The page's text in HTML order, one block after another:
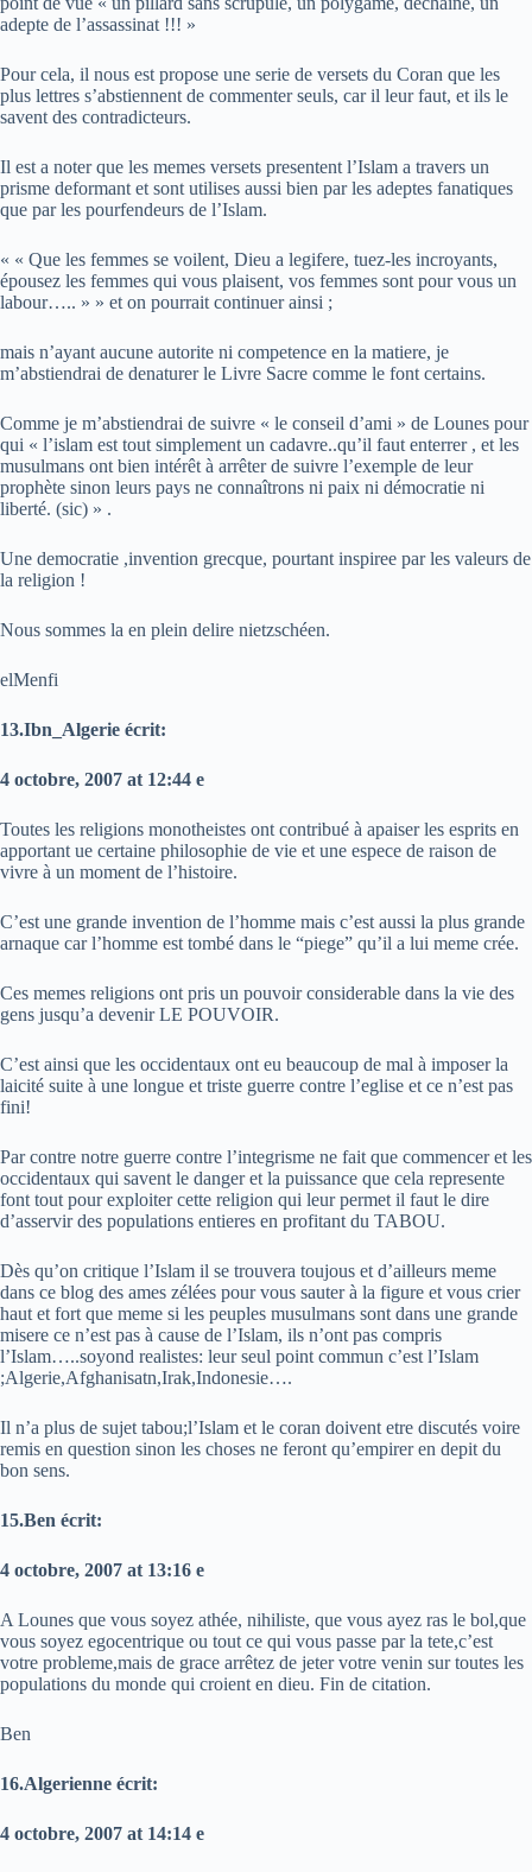
adepte de l’assassinat !!! »
Pour cela, il nous est propose une serie de versets du Coran que les
plus lettres s’abstiennent de commenter seuls, car il leur faut, et ils le
savent des contradicteurs.
Il est a noter que les memes versets presentent l’Islam a travers un
prisme deformant et sont utilises aussi bien par les adeptes fanatiques
que par les pourfendeurs de l’Islam.
« « Que les femmes se voilent, Dieu a legifere, tuez-les incroyants,
épousez les femmes qui vous plaisent, vos femmes sont pour vous un
labour….. » » et on pourrait continuer ainsi ;
mais n’ayant aucune autorite ni competence en la matiere, je
m’abstiendrai de denaturer le Livre Sacre comme le font certains.
Comme je m’abstiendrai de suivre « le conseil d’ami » de Lounes pour
qui « l’islam est tout simplement un cadavre..qu’il faut enterrer , et les
musulmans ont bien intérêt à arrêter de suivre l’exemple de leur
prophète sinon leurs pays ne connaîtrons ni paix ni démocratie ni
liberté. (sic) » .
Une democratie ,invention grecque, pourtant inspiree par les valeurs de
la religion !
Nous sommes la en plein delire nietzschéen.
elMenfi
13.Ibn_Algerie écrit:
4 octobre, 2007 at 12:44 e
Toutes les religions monotheistes ont contribué à apaiser les esprits en
apportant ue certaine philosophie de vie et une espece de raison de
vivre à un moment de l’histoire.
C’est une grande invention de l’homme mais c’est aussi la plus grande
arnaque car l’homme est tombé dans le “piege” qu’il a lui meme crée.
Ces memes religions ont pris un pouvoir considerable dans la vie des
gens jusqu’a devenir LE POUVOIR.
C’est ainsi que les occidentaux ont eu beaucoup de mal à imposer la
laicité suite à une longue et triste guerre contre l’eglise et ce n’est pas
fini!
Par contre notre guerre contre l’integrisme ne fait que commencer et les
occidentaux qui savent le danger et la puissance que cela represente
font tout pour exploiter cette religion qui leur permet il faut le dire
d’asservir des populations entieres en profitant du TABOU.
Dès qu’on critique l’Islam il se trouvera toujous et d’ailleurs meme
dans ce blog des ames zélées pour vous sauter à la figure et vous crier
haut et fort que meme si les peuples musulmans sont dans une grande
misere ce n’est pas à cause de l’Islam, ils n’ont pas compris
l’Islam…..soyond realistes: leur seul point commun c’est l’Islam
;Algerie,Afghanisatn,Irak,Indonesie….
Il n’a plus de sujet tabou;l’Islam et le coran doivent etre discutés voire
remis en question sinon les choses ne feront qu’empirer en depit du
bon sens.
15.Ben écrit:
4 octobre, 2007 at 13:16 e
A Lounes que vous soyez athée, nihiliste, que vous ayez ras le bol,que
vous soyez egocentrique ou tout ce qui vous passe par la tete,c’est
votre probleme,mais de grace arrêtez de jeter votre venin sur toutes les
populations du monde qui croient en dieu. Fin de citation.
Ben
16.Algerienne écrit:
4 octobre, 2007 at 14:14 e